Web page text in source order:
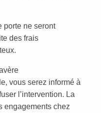
porte ne seront
des frais
vous serez informé à
l’intervention. La
engagements chez